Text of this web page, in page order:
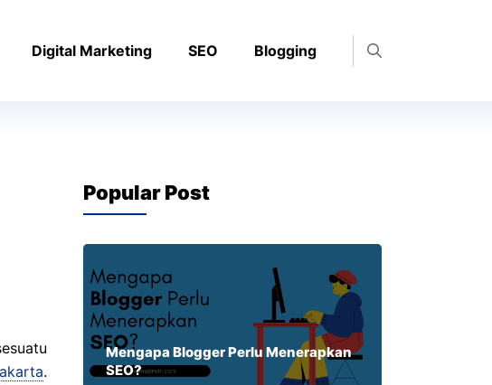
Digital Marketing SEO Blogging
.
Popular Post
Mengapa Blogger Perlu Menerapkan
SEO?